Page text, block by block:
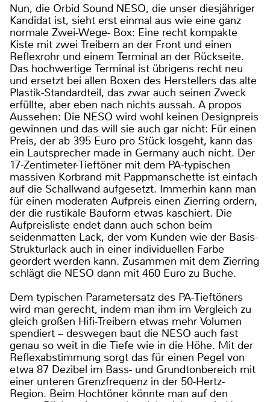
Nun, die Orbid Sound NESO, die unser diesjähriger
Kandidat ist, sieht erst einmal aus wie eine ganz
normale Zwei-Wege- Box: Eine recht kompakte
Kiste mit zwei Treibern an der Front und einen
Reflexrohr und einem Terminal an der Rückseite.
Das hochwertige Terminal ist übrigens recht neu
und ersetzt bei allen Boxen des Herstellers das alte
Plastik-Standardteil, das zwar auch seinen Zweck
erfüllte, aber eben nach nichts aussah. A propos
Aussehen: Die NESO wird wohl keinen Designpreis
gewinnen und das will sie auch gar nicht: Für einen
Preis, der ab 395 Euro pro Stück losgeht, kann das
ein Lautsprecher made in Germany auch nicht. Der
17-Zentimeter-Tieftöner mit dem PA-typischen
massiven Korbrand mit Pappmanschette ist einfach
auf die Schallwand aufgesetzt. Immerhin kann man
für einen moderaten Aufpreis einen Zierring ordern,
der die rustikale Bauform etwas kaschiert. Die
Aufpreisliste endet dann auch schon beim
seidenmatten Lack, der vom Kunden wie der Basis-
Strukturlack auch in einer individuellen Farbe
geordert werden kann. Zusammen mit dem Zierring
schlägt die NESO dann mit 460 Euro zu Buche.
Dem typischen Parametersatz des PA-Tieftöners
wird man gerecht, indem man ihm im Vergleich zu
gleich großen Hifi-Treibern etwas mehr Volumen
spendiert – deswegen baut die NESO auch fast
genau so weit in die Tiefe wie in die Höhe. Mit der
Reflexabstimmung sorgt das für einen Pegel von
etwa 87 Dezibel im Bass- und Grundtonbereich mit
einer unteren Grenzfrequenz in der 50-Hertz-
Region. Beim Hochtöner könnte man auf den